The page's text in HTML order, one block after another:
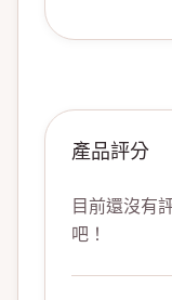
產品評分
目前還沒有
吧！